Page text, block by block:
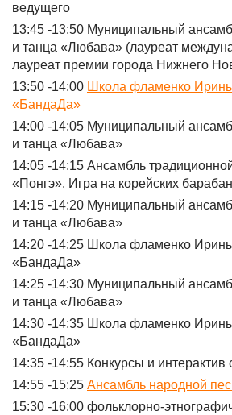
ведущего
13:45 -13:50 Муниципальный
и танца «Любава» (лауреат
лауреат премии города Нижнего
13:50 -14:00 Школа фламенко
«БандаДа»
14:00 -14:05 Муниципальный
и танца «Любава»
14:05 -14:15 Ансамбль
«Понгэ». Игра на корейских
14:15 -14:20 Муниципальный
и танца «Любава»
14:20 -14:25 Школа фламенко
«БандаДа»
14:25 -14:30 Муниципальный
и танца «Любава»
14:30 -14:35 Школа фламенко
«БандаДа»
14:35 -14:55 Конкурсы и интерактив
14:55 -15:25 Ансамбль народной
15:30 -16:00 фольклорно-